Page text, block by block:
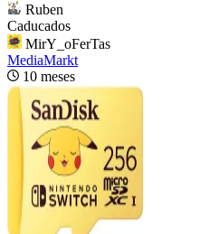
Ruben
Caducados
MirY_oFerTas
MediaMarkt
10 meses